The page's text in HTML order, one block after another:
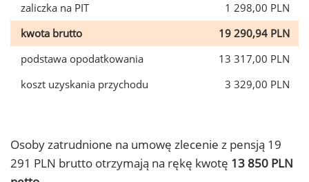
zaliczka na PIT
1 298,00 PLN
kwota brutto
19 290,94 PLN
podstawa opodatkowania
13 317,00 PLN
koszt uzyskania przychodu
3 329,00 PLN
Osoby zatrudnione na umowę zlecenie z pensją 19
291 PLN brutto otrzymają na rękę kwotę 13 850 PLN